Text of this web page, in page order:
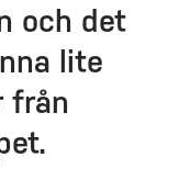
och det
lite
från